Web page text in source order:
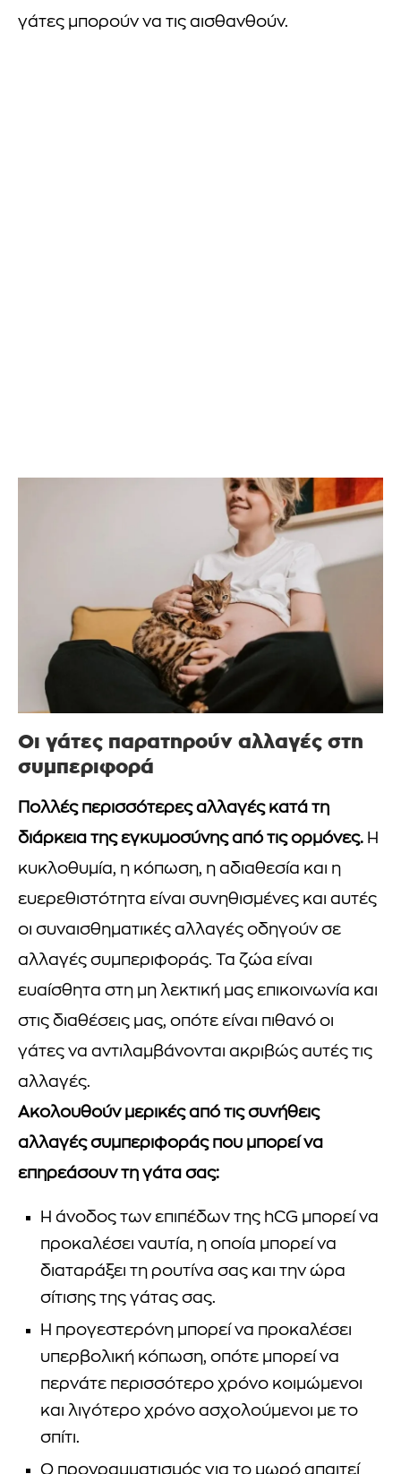
γάτες μπορούν να τις αισθανθούν.
Οι γάτες παρατηρούν αλλαγές στη
συμπεριφορά
Πολλές περισσότερες αλλαγές κατά τη
διάρκεια της εγκυμοσύνης από τις ορμόνες. Η
κυκλοθυμία, η κόπωση, η αδιαθεσία και η
ευερεθιστότητα είναι συνηθισμένες και αυτές
οι συναισθηματικές αλλαγές οδηγούν σε
αλλαγές συμπεριφοράς. Τα ζώα είναι
ευαίσθητα στη μη λεκτική μας επικοινωνία και
στις διαθέσεις μας, οπότε είναι πιθανό οι
γάτες να αντιλαμβάνονται ακριβώς αυτές τις
αλλαγές.
Ακολουθούν μερικές από τις συνήθεις
αλλαγές συμπεριφοράς που μπορεί να
επηρεάσουν τη γάτα σας:
Η άνοδος των επιπέδων της hCG μπορεί να
προκαλέσει ναυτία, η οποία μπορεί να
διαταράξει τη ρουτίνα σας και την ώρα
σίτισης της γάτας σας.
Η προγεστερόνη μπορεί να προκαλέσει
υπερβολική κόπωση, οπότε μπορεί να
περνάτε περισσότερο χρόνο κοιμώμενοι
και λιγότερο χρόνο ασχολούμενοι με το
σπίτι.